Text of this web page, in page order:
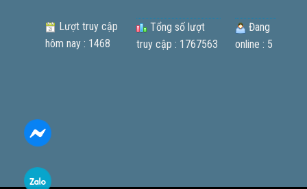
Lượt truy cập
hôm nay : 1468
Tổng số lượt
truy cập : 1767563
Đang
online : 5